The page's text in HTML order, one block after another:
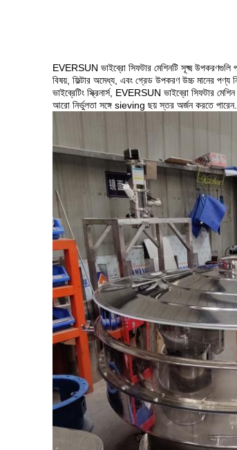
EVERSUN ভাইব্রো সিফটার মেশিনটি সূক্ষ্ম উপকরণগুলি
বিষয়, ফিল্টার অমেধ্য, এবং গ্রেড উপকরণ উচ্চ মানের পণ্য
ভাইব্রেটিং স্ক্রিনার্স, EVERSUN ভাইব্রো সিফটার
আরো নির্ভুলতা সঙ্গে sieving ছয় স্তর অর্জন করতে পারেন.